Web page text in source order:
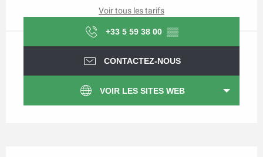
Voir tous les tarifs
+33 5 59 38 00 ▒▒
CONTACTEZ-NOUS
VOIR LES SITES WEB